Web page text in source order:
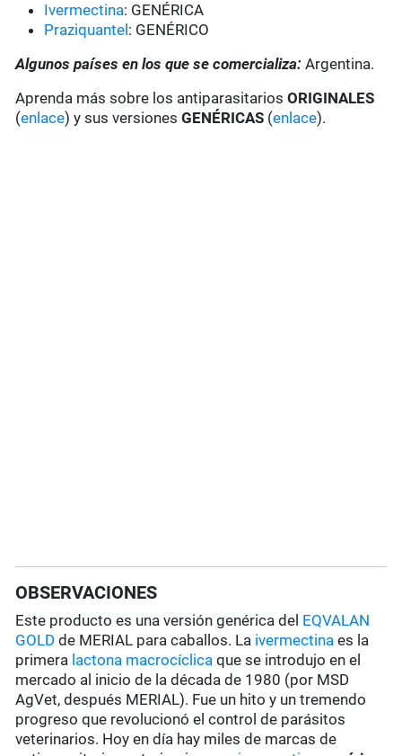
Ivermectina: GENÉRICA
Praziquantel : GENÉRICO
Algunos países en los que se comercializa:Argentina.
Aprenda más sobre los antiparasitariosORIGINALES
(enlace) y sus versionesGENÉRICAS (enlace).
OBSERVACIONES
Este producto es una versión genérica del EQVALAN
GOLD de MERIAL para caballos. La ivermectina es la
primera lactona macrocíclica que se introdujo en el
mercado al inicio de la década de 1980 (por MSD
AgVet, después MERIAL). Fue un hito y un tremendo
progreso que revolucionó el control de parásitos
veterinarios. Hoy en día hay miles de marcas de